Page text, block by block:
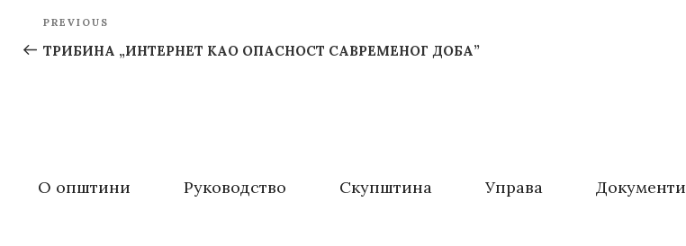
Post
navigation
Previous
Post
PREVIOUS
ТРИБИНА „ИНТЕРНЕТ КАО ОПАСНОСТ САВРЕМЕНОГ ДОБА”
О општини Руководство Скупштина Управа Документи